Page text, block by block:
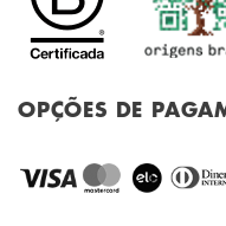
OPÇÕES DE